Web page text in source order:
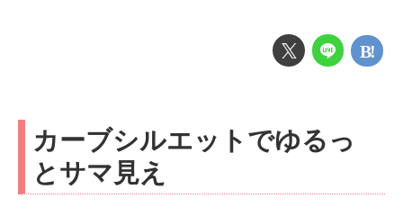
カーブシルエットでゆるっ
とサマ見え